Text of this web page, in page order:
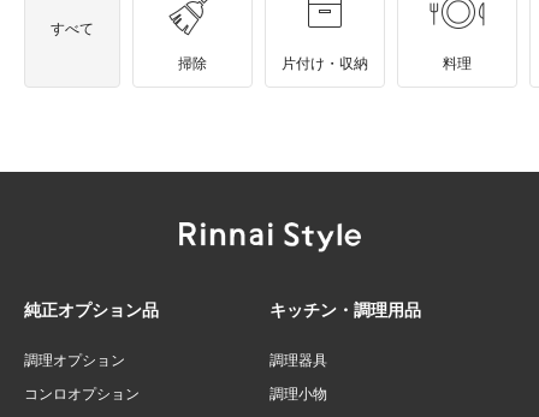
すべて
掃除 片付け・収納 料理
純正オプション品
調理オプション
コンロオプション
キッチン・調理用品
調理器具
調理小物